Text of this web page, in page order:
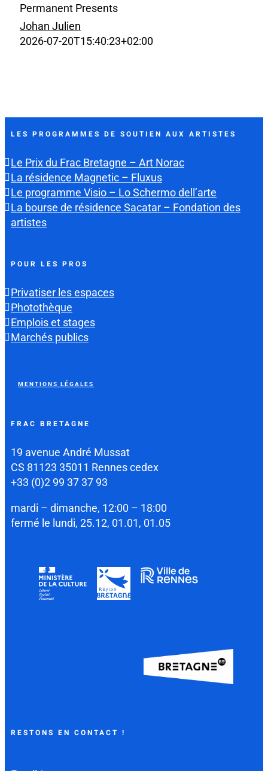
Permanent Presents
Johan Julien
2026-07-20T15:40:23+02:00
LES PROGRAMMES DE SOUTIEN AUX ARTISTES
Le Prix du Frac Bretagne – Art Norac
La résidence Magnetic – Fluxus
Le programme Visio – Lo Schermo dell’arte
La bourse de résidence Sacatar – Fondation des
artistes
POUR LES PROS
Privatiser les espaces
Photothèque
Emplois et stages
Marchés publics
MENTIONS LÉGALES
FRAC BRETAGNE
19 avenue André Mussat
CS 81123 35011 Rennes cedex
+33 (0)2 99 37 37 93
mardi – dimanche, 12:00 – 18:00
fermé le lundi, 25.12, 01.01, 01.05
RESTONS EN CONTACT !